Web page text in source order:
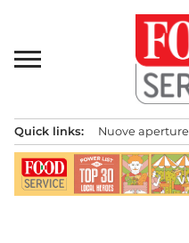
contenuto
principale
Quick links: Nuove aperture